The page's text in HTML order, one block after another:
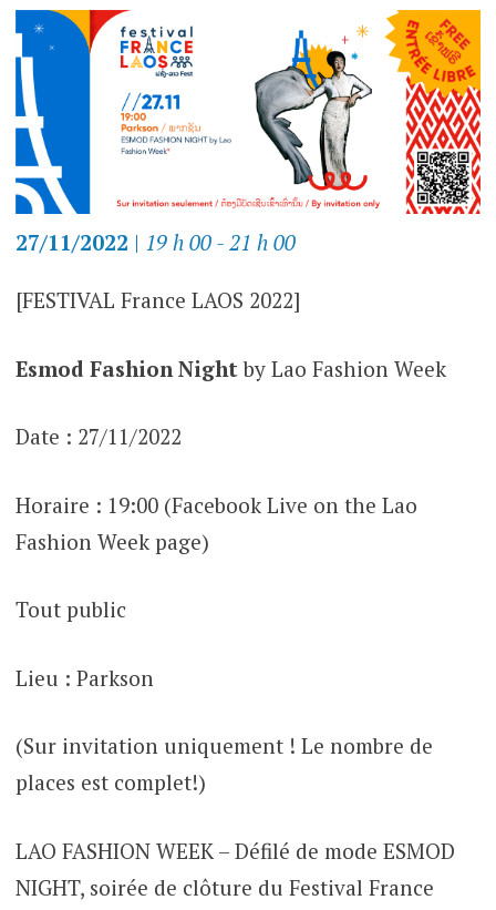
27/11/2022 | 19 h 00 - 21 h 00
[FESTIVAL France LAOS 2022]
Esmod Fashion Nightby Lao Fashion Week
Date : 27/11/2022
Horaire : 19:00 (Facebook Live on the Lao
Fashion Week page)
Tout public
Lieu : Parkson
(Sur invitation uniquement ! Le nombre de
places est complet!)
LAO FASHION WEEK – Défilé de mode ESMOD
NIGHT, soirée de clôture du Festival France